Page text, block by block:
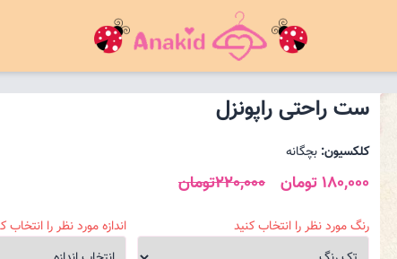
ست راحتی راپونزل
کلکسیون: بچگانه
180,000 تومان 220,000تومان
رنگ مورد نظر را انتخاب کنید اندازه مورد نظر را انتخاب